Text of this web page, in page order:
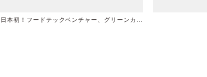
日本初！フードテックベンチャー、グリーンカ…